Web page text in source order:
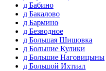
д Бабино
д Бакалово
д Бармино
д Безводное
д Большая Шишовка
д Большие Кулики
д Большие Наговицыны
д Большой Ихтиал